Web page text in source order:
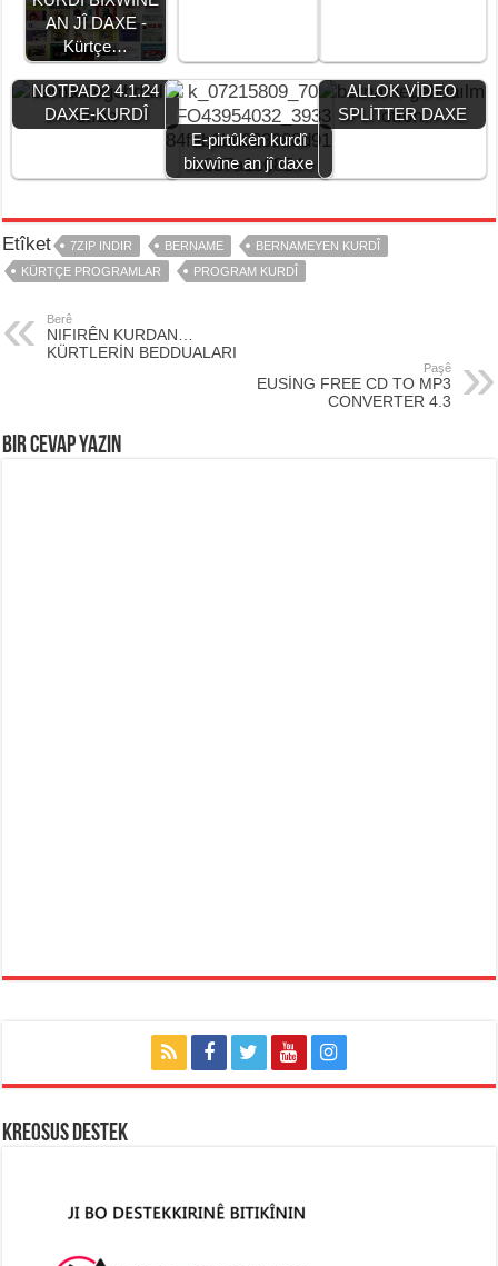
AN JÎ DAXE -
Kürtçe…
NOTPAD2 4.1.24
DAXE-KURDÎ
E-pirtûkên kurdî
bixwîne an jî daxe
ALLOK VİDEO
SPLİTTER DAXE
Etîket 7ZIP INDIR BERNAME
BERNAMEYEN KURDÎ
KÜRTÇE PROGRAMLAR
PROGRAM KURDÎ
Berê
NIFIRÊN KURDAN…
KÜRTLERİN BEDDUALARI
Paşê
EUSİNG FREE CD TO MP3
CONVERTER 4.3
Bir Cevap Yazın
KREOSUS DESTEK